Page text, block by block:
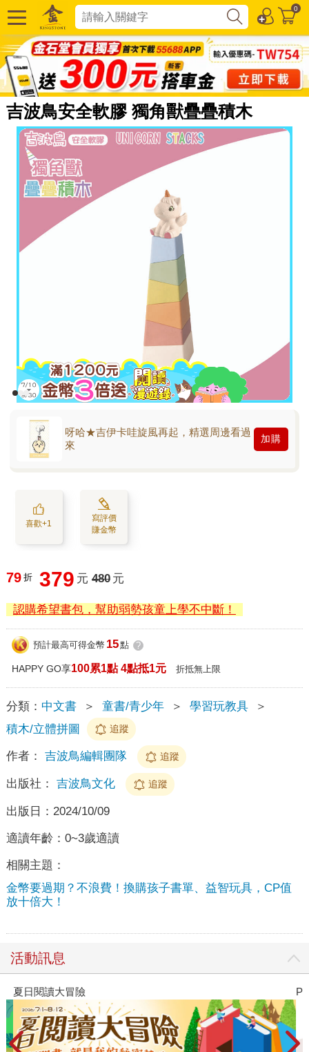
0
吉波鳥安全軟膠 獨角獸疊疊積木
呀哈★吉伊卡哇旋風再起，精選周邊看過
來
加購
喜歡+1
寫評價
賺金幣
79 折 379 元 480 元
認購希望書包，幫助弱勢孩童上學不中斷！
預計最高可得金幣 15點 ?
HAPPY GO享100累1點 4點抵1元 折抵無上限
分類： 中文書 ＞ 童書/青少年 ＞ 學習玩教具
＞
積木/立體拼圖
追蹤
作者： 吉波鳥編輯團隊 追蹤
出版社： 吉波鳥文化 追蹤
出版日： 2024/10/09
適讀年齡： 0~3歲適讀
相關主題：
金幣要過期？不浪費！換購孩子書單、益智玩具，CP值
放十倍大！
活動訊息
夏日閱讀大冒險